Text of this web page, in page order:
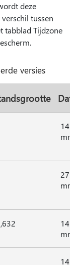
deze
tussen
tabblad Tijdzone
versies